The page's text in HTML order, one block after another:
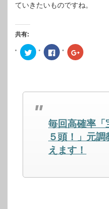
ていきたいものですね。
共有:
ク
リ
で
有
(新
ま
Facebook
で
は
ク
し
て
く
だ
さ
い
ウ
ク
リ
で
し
い
ウ
ィ
ン
ド
ウ
ま
毎回高確率「
５頭！」元
えます！